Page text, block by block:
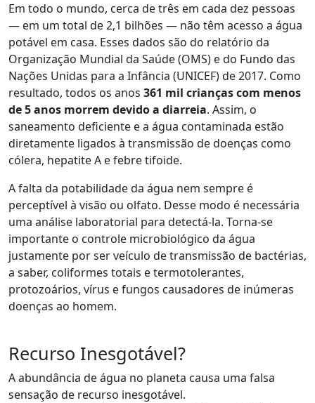
Em todo o mundo, cerca de três em cada dez pessoas
— em um total de 2,1 bilhões — não têm acesso a água
potável em casa. Esses dados são do relatório da
Organização Mundial da Saúde (OMS) e do Fundo das
Nações Unidas para a Infância (UNICEF) de 2017. Como
resultado, todos os anos 361 mil crianças com menos
de 5 anos morrem devido a diarreia. Assim, o
saneamento deficiente e a água contaminada estão
diretamente ligados à transmissão de doenças como
cólera, hepatite A e febre tifoide.
A falta da potabilidade da água nem sempre é
perceptível à visão ou olfato. Desse modo é necessária
uma análise laboratorial para detectá-la. Torna-se
importante o controle microbiológico da água
justamente por ser veículo de transmissão de bactérias,
a saber, coliformes totais e termotolerantes,
protozoários, vírus e fungos causadores de inúmeras
doenças ao homem.
Recurso Inesgotável?
A abundância de água no planeta causa uma falsa
sensação de recurso inesgotável.